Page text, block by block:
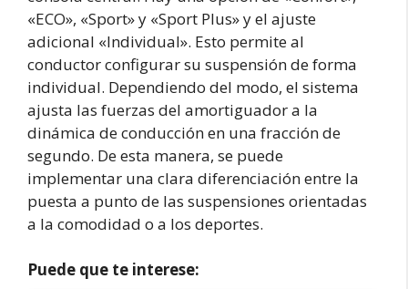
«ECO», «Sport» y «Sport Plus» y el ajuste
adicional «Individual». Esto permite al
conductor configurar su suspensión de forma
individual. Dependiendo del modo, el sistema
ajusta las fuerzas del amortiguador a la
dinámica de conducción en una fracción de
segundo. De esta manera, se puede
implementar una clara diferenciación entre la
puesta a punto de las suspensiones orientadas
a la comodidad o a los deportes.
Puede que te interese: